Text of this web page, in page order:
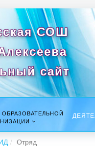
СОШ
сайт
Отряд